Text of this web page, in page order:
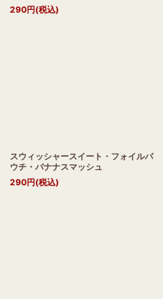
290円(税込)
スウィッシャースイート・フォイルパ
ウチ・バナナスマッシュ
290円(税込)